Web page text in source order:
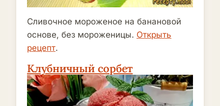
Сливочное мороженое на банановой
основе, без мороженицы. Открыть
рецепт.
Клубничный сорбет